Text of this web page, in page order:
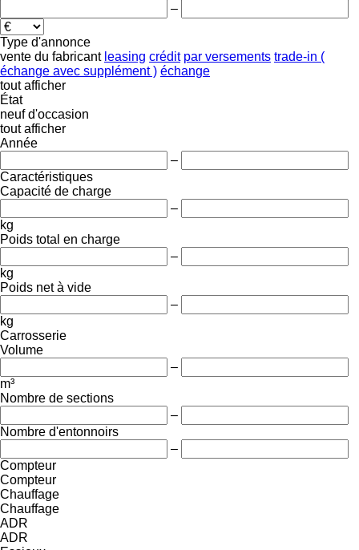
–
Type d'annonce
vente du fabricant leasing crédit par versements trade-in (
échange avec supplément ) échange
tout afficher
État
neuf d'occasion
tout afficher
Année
–
Caractéristiques
Capacité de charge
–
kg
Poids total en charge
–
kg
Poids net à vide
–
kg
Carrosserie
Volume
–
m³
Nombre de sections
–
Nombre d'entonnoirs
–
Compteur
Compteur
Chauffage
Chauffage
ADR
ADR